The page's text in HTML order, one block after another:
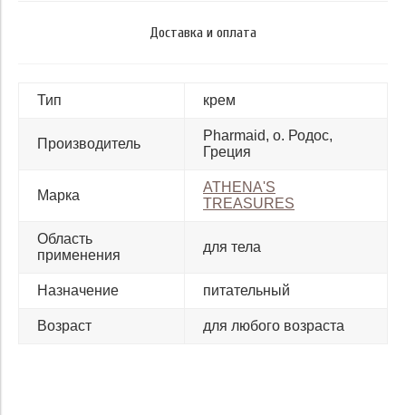
Доставка и оплата
Тип крем
Производитель
Pharmaid, о. Родос,
Греция
Марка
ATHENA'S
TREASURES
Область
применения
для тела
Назначение питательный
Возраст для любого возраста